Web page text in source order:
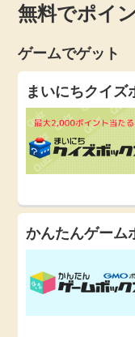
GMOポイ活の使
ヘルプセンター
無料でポイ
ゲームでゲット
まいにちクイズ
かんたんゲーム